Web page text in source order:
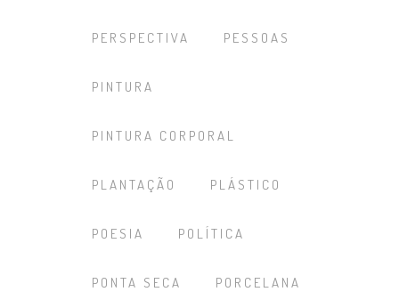
PERSPECTIVA PESSOAS
PINTURA
PINTURA CORPORAL
PLANTAÇÃO PLÁSTICO
POESIA POLÍTICA
PONTA SECA PORCELANA